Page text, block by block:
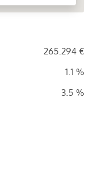
265.294 €
1.1 %
3.5 %